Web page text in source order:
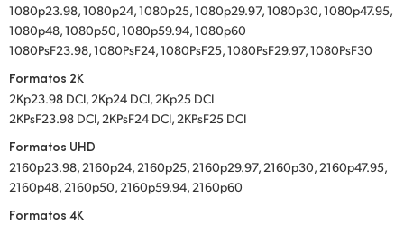
1080p23.98, 1080p24, 1080p25, 1080p29.97, 1080p30, 1080p47.95,
1080p48, 1080p50, 1080p59.94, 1080p60
1080PsF23.98, 1080PsF24, 1080PsF25, 1080PsF29.97, 1080PsF30
Formatos 2K
2Kp23.98 DCI, 2Kp24 DCI, 2Kp25 DCI
2KPsF23.98 DCI, 2KPsF24 DCI, 2KPsF25 DCI
Formatos UHD
2160p23.98, 2160p24, 2160p25, 2160p29.97, 2160p30, 2160p47.95,
2160p48, 2160p50, 2160p59.94, 2160p60
Formatos 4K